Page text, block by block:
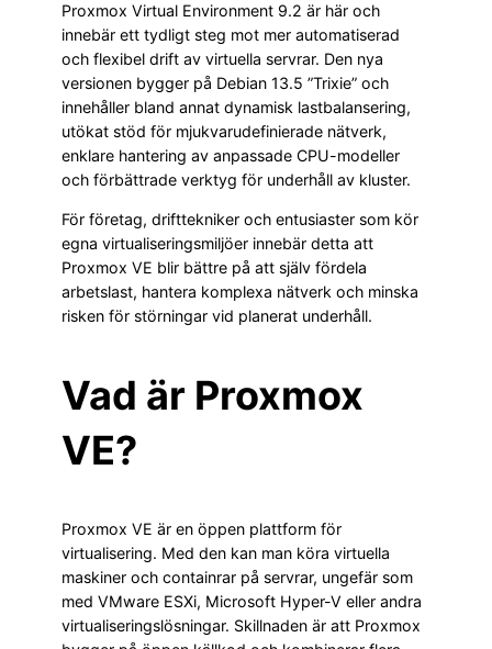
Proxmox Virtual Environment 9.2 är här och
innebär ett tydligt steg mot mer automatiserad
och flexibel drift av virtuella servrar. Den nya
versionen bygger på Debian 13.5 ”Trixie” och
innehåller bland annat dynamisk lastbalansering,
utökat stöd för mjukvarudefinierade nätverk,
enklare hantering av anpassade CPU-modeller
och förbättrade verktyg för underhåll av kluster.
För företag, drifttekniker och entusiaster som kör
egna virtualiseringsmiljöer innebär detta att
Proxmox VE blir bättre på att själv fördela
arbetslast, hantera komplexa nätverk och minska
risken för störningar vid planerat underhåll.
Vad är Proxmox
VE?
Proxmox VE är en öppen plattform för
virtualisering. Med den kan man köra virtuella
maskiner och containrar på servrar, ungefär som
med VMware ESXi, Microsoft Hyper-V eller andra
virtualiseringslösningar. Skillnaden är att Proxmox